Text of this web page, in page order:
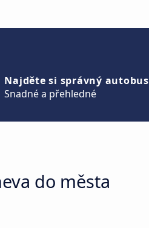
Najděte si správný autobus
Snadné a přehledné
do města